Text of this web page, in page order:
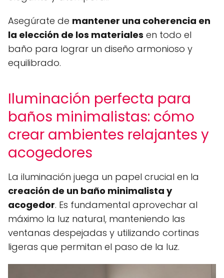
Asegúrate de mantener una coherencia en
la elección de los materiales en todo el
baño para lograr un diseño armonioso y
equilibrado.
Iluminación perfecta para
baños minimalistas: cómo
crear ambientes relajantes y
acogedores
La iluminación juega un papel crucial en la
creación de un baño minimalista y
acogedor. Es fundamental aprovechar al
máximo la luz natural, manteniendo las
ventanas despejadas y utilizando cortinas
ligeras que permitan el paso de la luz.